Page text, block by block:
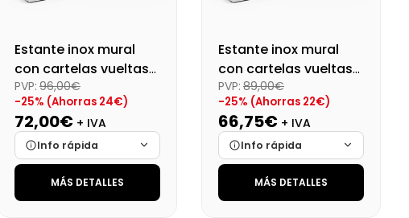
Estante inox mural
con cartelas vueltas
100x30 cm
PVP: 96,00€
-25% (Ahorras 24€)
72,00€ + IVA
Info rápida
Marca
Cargando…
MÁS DETALLES
Estante inox mural
con cartelas vueltas
80x30 cm
PVP: 89,00€
-25% (Ahorras 22€)
66,75€ + IVA
Info rápida
Marca
Cargando…
MÁS DETALLES